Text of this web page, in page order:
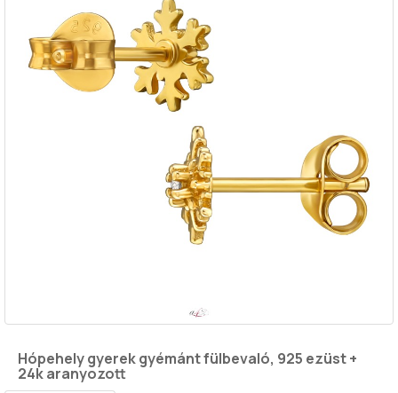
Hópehely gyerek gyémánt fülbevaló, 925 ezüst +
24k aranyozott